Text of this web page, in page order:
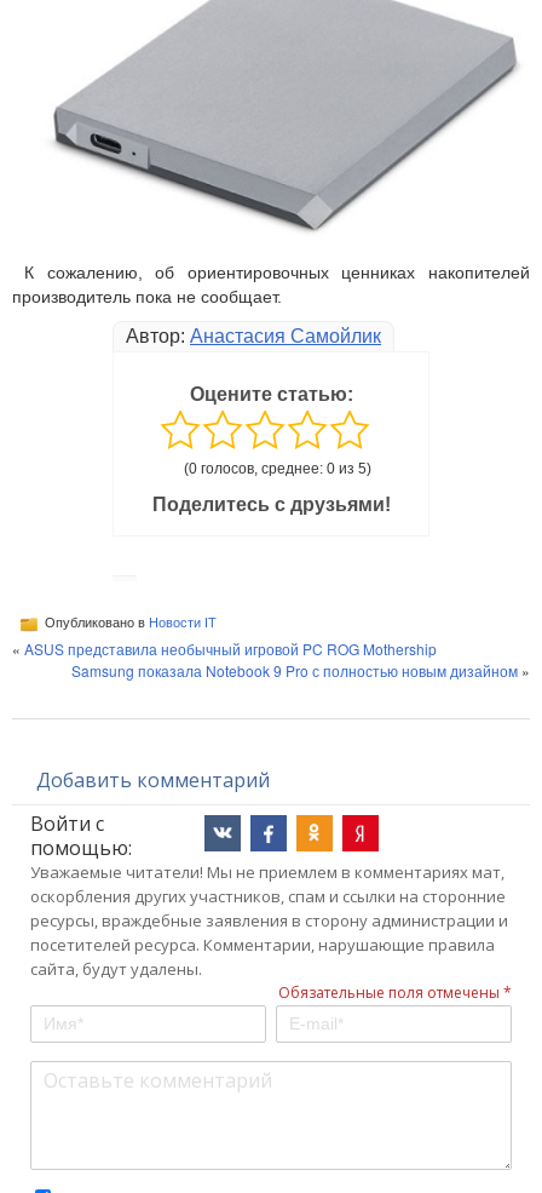
К сожалению, об ориентировочных ценниках накопителей
производитель пока не сообщает.
Автор: Анастасия Самойлик
Оцените статью:
(0 голосов, среднее: 0 из 5)
Поделитесь с друзьями!
Опубликовано в Новости IT
« ASUS представила необычный игровой PC ROG Mothership
Samsung показала Notebook 9 Pro с полностью новым дизайном »
Добавить комментарий
Войти с
помощью:
Уважаемые читатели! Мы не приемлем в комментариях мат,
оскорбления других участников, спам и ссылки на сторонние
ресурсы, враждебные заявления в сторону администрации и
посетителей ресурса. Комментарии, нарушающие правила
сайта, будут удалены.
Обязательные поля отмечены *